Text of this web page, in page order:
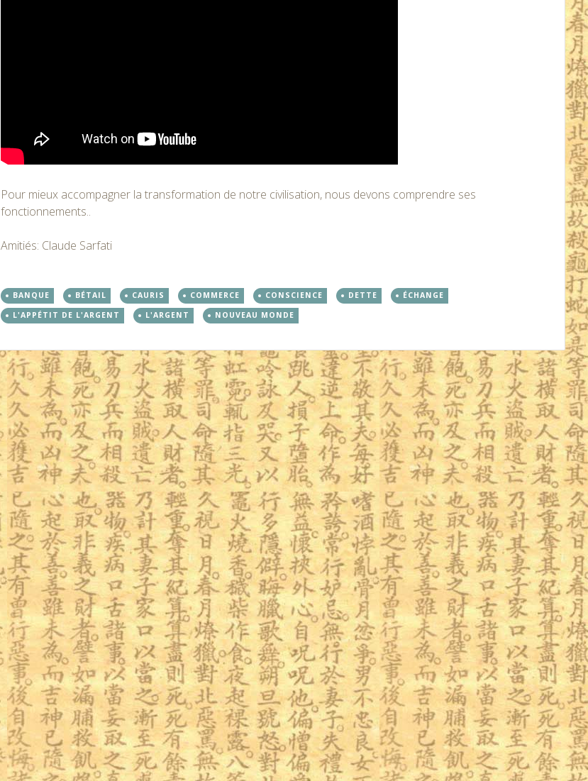
Pour mieux accompagner la transformation de notre civilisation, nous devons comprendre ses
fonctionnements..
Amitiés: Claude Sarfati
BANQUE BÉTAIL CAURIS COMMERCE CONSCIENCE DETTE
ÉCHANGE
L'APPÉTIT DE L'ARGENT
L'ARGENT NOUVEAU MONDE